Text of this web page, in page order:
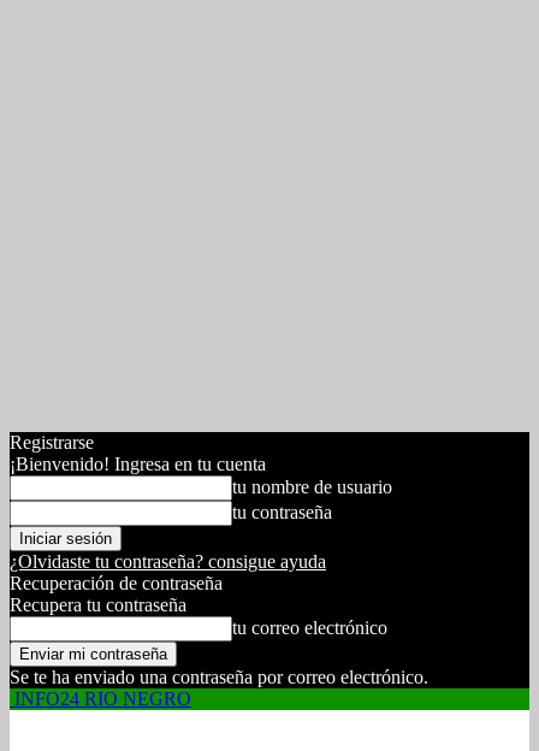
Registrarse
¡Bienvenido! Ingresa en tu cuenta
tu nombre de usuario
tu contraseña
¿Olvidaste tu contraseña? consigue ayuda
Recuperación de contraseña
Recupera tu contraseña
tu correo electrónico
Se te ha enviado una contraseña por correo electrónico.
INFO24 RIO NEGRO